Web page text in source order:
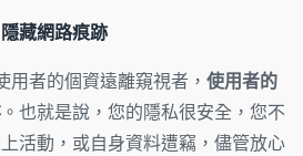
隱藏網路痕跡
者的個資遠離窺視者， 使用者的
。也就是說，您的隱私很安全，您不
活動，或自身資料遭竊，儘管放心